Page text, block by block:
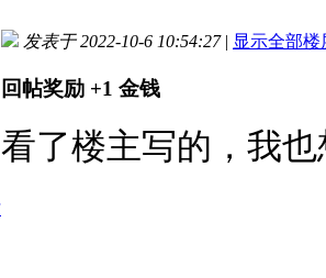
发表于 2022-10-6 10:54:27 | 显示全部楼
回帖奖励 +1 金钱
看了楼主写的，我